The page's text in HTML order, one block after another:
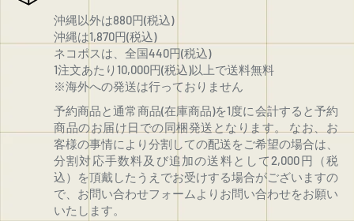
沖縄以外は880円(税込)
沖縄は1,870円(税込)
ネコポスは、全国440円(税込)
1注文あたり10,000円(税込)以上で送料無料
※海外への発送は行っておりません
予約商品と通常商品(在庫商品)を1度に会計すると予約
商品のお届け日での同梱発送となります。 なお、お
客様の事情により分割しての配送をご希望の場合は、
分割対応手数料及び追加の送料として2,000円（税
込）を頂戴したうえでお受けする場合がございますの
で、お問い合わせフォームよりお問い合わせをお願い
いたします。